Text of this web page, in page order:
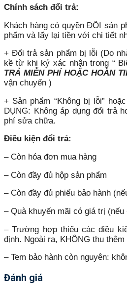
Chính sách đổi trả:
Khách hàng có quyền ĐỔI sản
phẩm và lấy lại tiền với chi tiết
+ Đổi trả sản phẩm bị lỗi (Do
kề từ khi ký xác nhận trong “
TRẢ MIỄN PHÍ HOẶC HOÀN
vận chuyển )
+ Sản phẩm “Không bị lỗi”
DỤNG: Không áp dụng đổi trả
phí sửa chữa.
Điều kiện đổi trả:
– Còn hóa đơn mua hàng
– Còn đầy đủ hộp sản phẩm
– Còn đầy đủ phiếu bảo hành
– Quà khuyến mãi có giá trị (nếu
– Trường hợp thiếu các điều
định. Ngoài ra, KHÔNG thu
– Tem bảo hành còn nguyên:
Đánh giá